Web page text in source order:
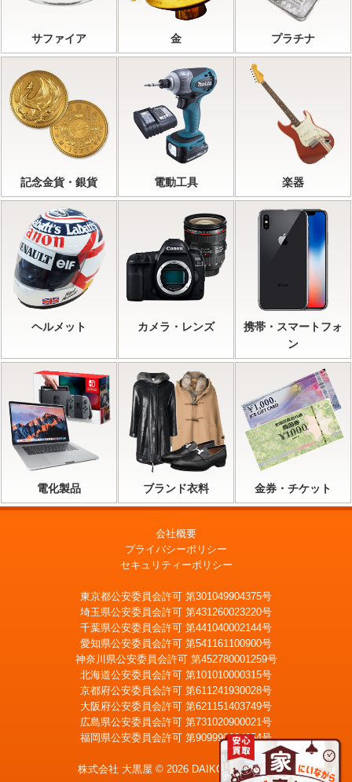
サファイア 金 プラチナ
記念金貨・銀貨 電動工具 楽器
ヘルメット カメラ・レンズ
携帯・スマートフォ
ン
電化製品 ブランド衣料 金券・チケット
LINE査定 メール査定
会社概要
プライバシーポリシー
セキュリティーポリシー
東京都公安委員会許可 第301049904375号
埼玉県公安委員会許可 第431260023220号
千葉県公安委員会許可 第441040002144号
愛知県公安委員会許可 第541161100900号
神奈川県公安委員会許可 第452780001259号
北海道公安委員会許可 第101010000315号
京都府公安委員会許可 第611241930028号
大阪府公安委員会許可 第621151403749号
広島県公安委員会許可 第731020900021号
福岡県公安委員会許可 第909990034054号
株式会社 大黒屋 © 2026 DAIKOKUYA, Inc.